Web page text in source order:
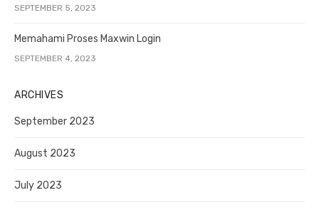
SEPTEMBER 5, 2023
Memahami Proses Maxwin Login
SEPTEMBER 4, 2023
ARCHIVES
September 2023
August 2023
July 2023